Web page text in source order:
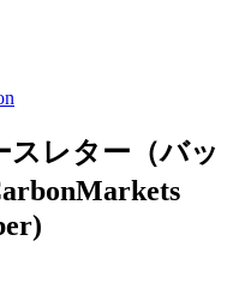
スレター（バッ